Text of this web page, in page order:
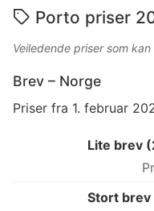
Porto priser
Veiledende priser som
Brev – Norge
Priser fra 1. februar
Lite brev
Stort brev